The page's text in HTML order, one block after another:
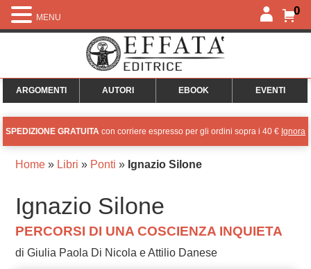
0
ARGOMENTI AUTORI EBOOK EVENTI
SPEDIZIONE GRATUITA con corriere espresso per gli ordini sopra i 40 € Ignora
Home» Libri » Ponti » Ignazio Silone
Ignazio Silone
PERCORSI DI UNA COSCIENZA INQUIETA
di Giulia Paola Di Nicola e Attilio Danese
MENU